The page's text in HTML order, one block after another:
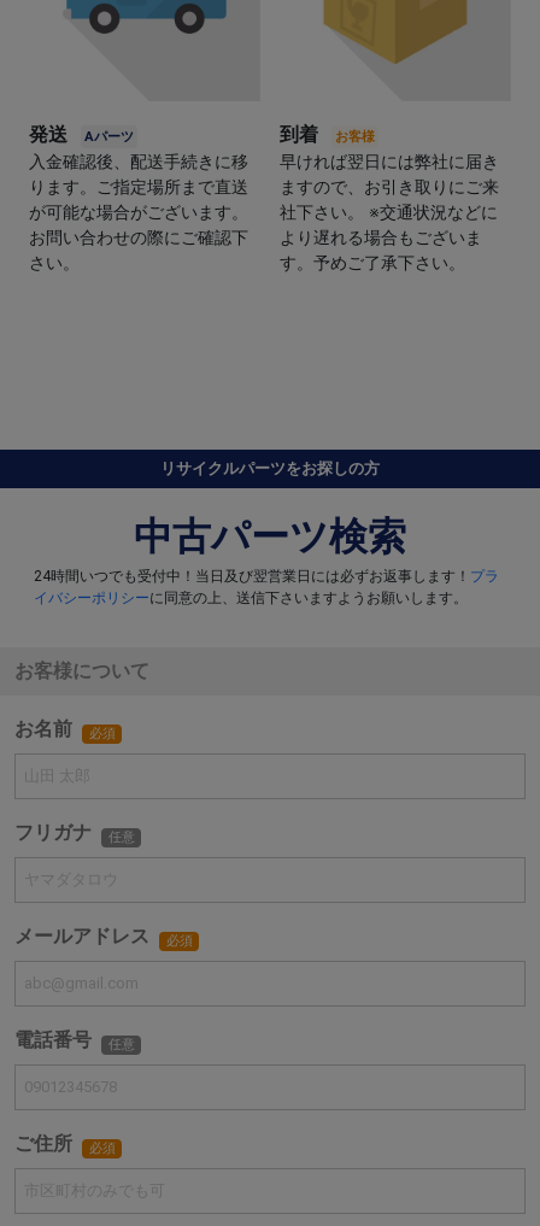
発送
入金確認後、配送手続きに移
ります。ご指定場所まで直送
が可能な場合がございます。
お問い合わせの際にご確認下
さい。
到着
早ければ翌日には弊社に届き
ますので、お引き取りにご来
社下さい。 ※交通状況などに
より遅れる場合もございま
す。予めご了承下さい。
リサイクルパーツをお探しの方
中古パーツ検索
24時間いつでも受付中！当日及び翌営業日には必ずお返事します！ プラ
イバシーポリシーに同意の上、送信下さいますようお願いします。
お客様について
お名前 必須
フリガナ 任意
メールアドレス 必須
電話番号 任意
ご住所 必須